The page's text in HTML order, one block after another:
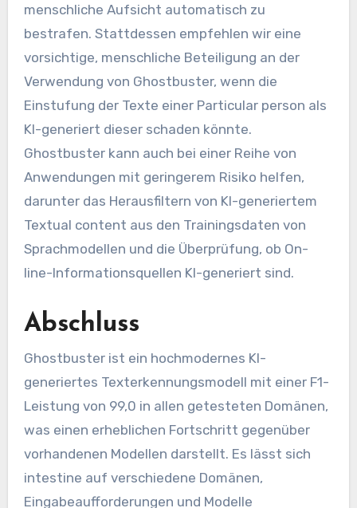
menschliche Aufsicht automatisch zu
bestrafen. Stattdessen empfehlen wir eine
vorsichtige, menschliche Beteiligung an der
Verwendung von Ghostbuster, wenn die
Einstufung der Texte einer Particular person als
KI-generiert dieser schaden könnte.
Ghostbuster kann auch bei einer Reihe von
Anwendungen mit geringerem Risiko helfen,
darunter das Herausfiltern von KI-generiertem
Textual content aus den Trainingsdaten von
Sprachmodellen und die Überprüfung, ob On-
line-Informationsquellen KI-generiert sind.
Abschluss
Ghostbuster ist ein hochmodernes KI-
generiertes Texterkennungsmodell mit einer F1-
Leistung von 99,0 in allen getesteten Domänen,
was einen erheblichen Fortschritt gegenüber
vorhandenen Modellen darstellt. Es lässt sich
intestine auf verschiedene Domänen,
Eingabeaufforderungen und Modelle